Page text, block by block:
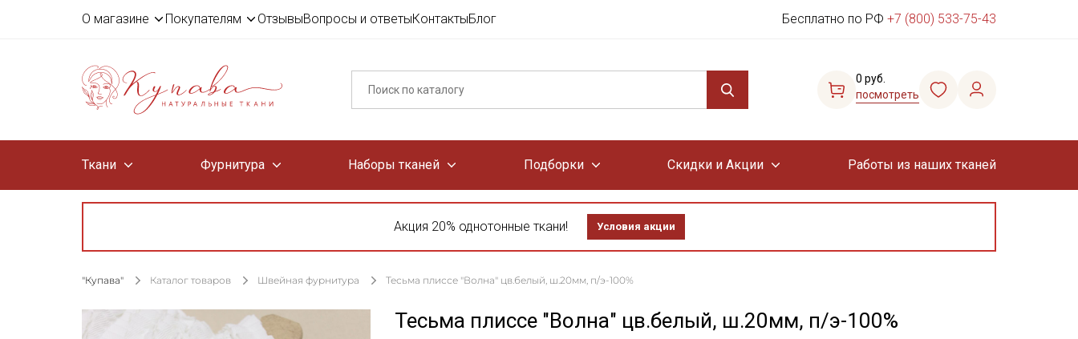
О магазине Покупателям ОтзывыВопросы и ответыКонтактыБлог Бесплатно по РФ +7 (800) 533-75-43
0 руб.
посмотреть
Ткани Фурнитура Наборы тканей Подборки Скидки и Акции Работы из наших тканей
Акция 20% однотонные ткани! Условия акции
"Купава" Каталог товаров Швейная фурнитура Тесьма плиссе "Волна" цв.белый, ш.20мм, п/э-100%
Тесьма плиссе "Волна" цв.белый, ш.20мм, п/э-100%